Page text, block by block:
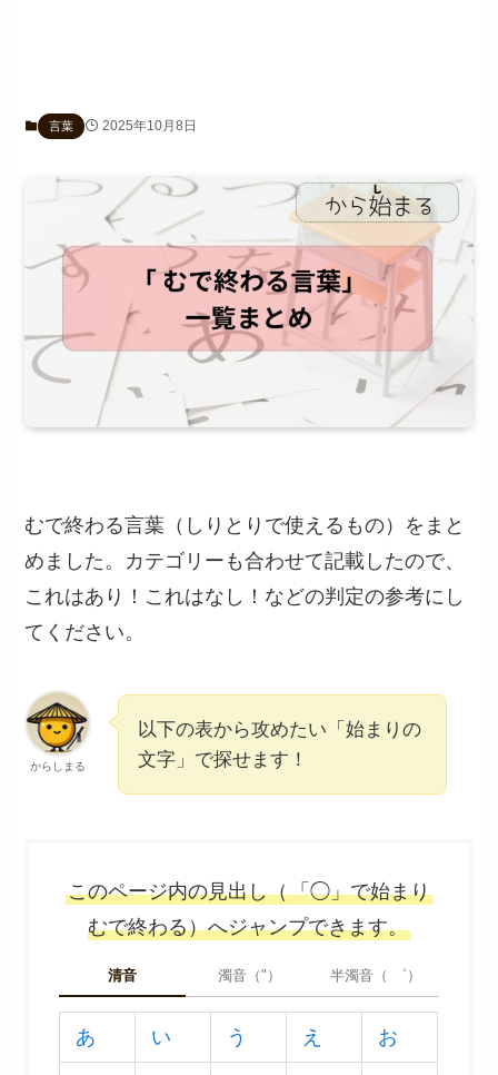
言葉 2025年10月8日
むで終わる言葉（しりとりで使えるもの）をまと
めました。カテゴリーも合わせて記載したので、
これはあり！これはなし！などの判定の参考にし
てください。
からしまる
以下の表から攻めたい「始まりの
文字」で探せます！
このページ内の見出し（「◯」で始まり
むで終わる）へジャンプできます。
清音 濁音（"） 半濁音（ ゜）
あ い う え お